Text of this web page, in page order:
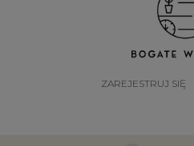
ZAREJESTRUJ SIĘ